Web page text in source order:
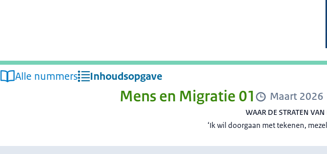
Alle nummers Inhoudsopgave
Mens en Migratie 01 Maart 2026
WAAR DE STRATEN
‘Ik wil doorgaan met tekenen,